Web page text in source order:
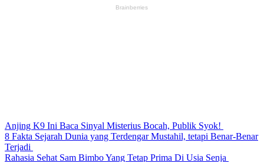
Anjing K9 Ini Baca Sinyal Misterius Bocah, Publik Syok!
8 Fakta Sejarah Dunia yang Terdengar Mustahil, tetapi Benar-Benar
Terjadi
Rahasia Sehat Sam Bimbo Yang Tetap Prima Di Usia Senja